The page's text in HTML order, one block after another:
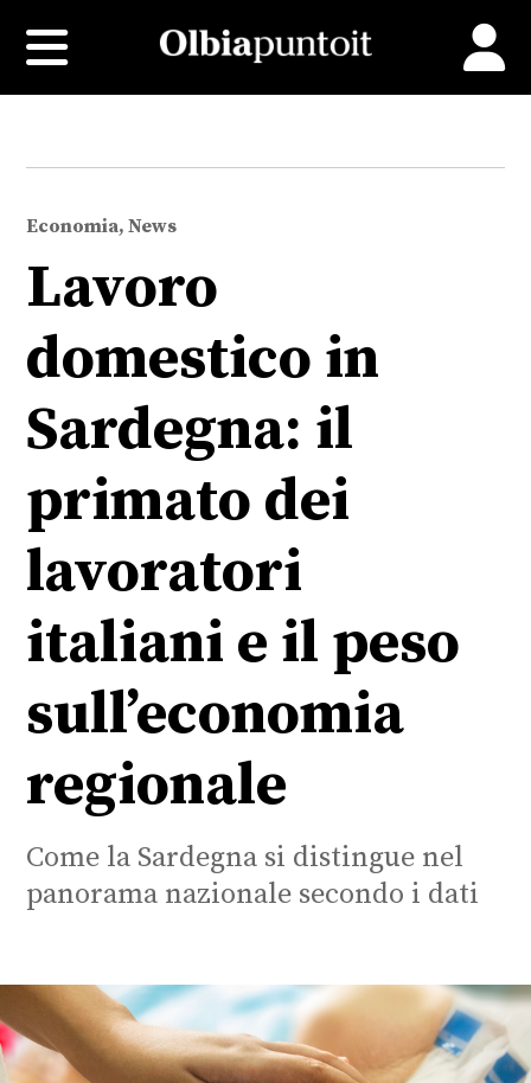
Economia, News
Lavoro
domestico in
Sardegna: il
primato dei
lavoratori
italiani e il peso
sull’economia
regionale
Come la Sardegna si distingue nel
panorama nazionale secondo i dati